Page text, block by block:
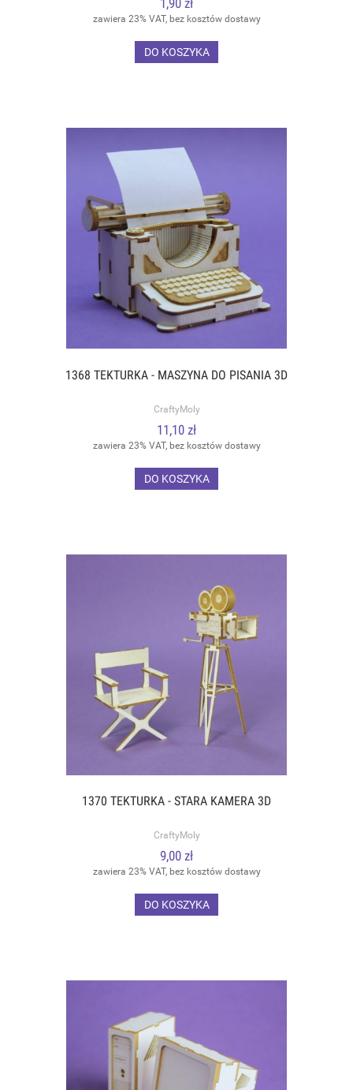
1,90 zł
zawiera 23% VAT, bez kosztów dostawy
DO KOSZYKA
1368 TEKTURKA - MASZYNA DO PISANIA 3D
CraftyMoly
11,10 zł
zawiera 23% VAT, bez kosztów dostawy
DO KOSZYKA
1370 TEKTURKA - STARA KAMERA 3D
CraftyMoly
9,00 zł
zawiera 23% VAT, bez kosztów dostawy
DO KOSZYKA